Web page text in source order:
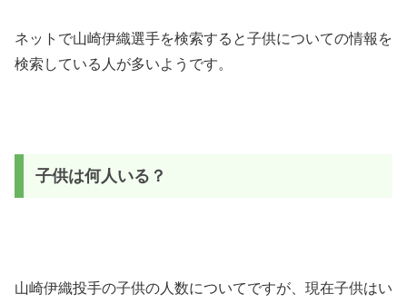
ネットで山崎伊織選手を検索すると子供についての情報を
検索している人が多いようです。
子供は何人いる？
山崎伊織投手の子供の人数についてですが、現在子供はい